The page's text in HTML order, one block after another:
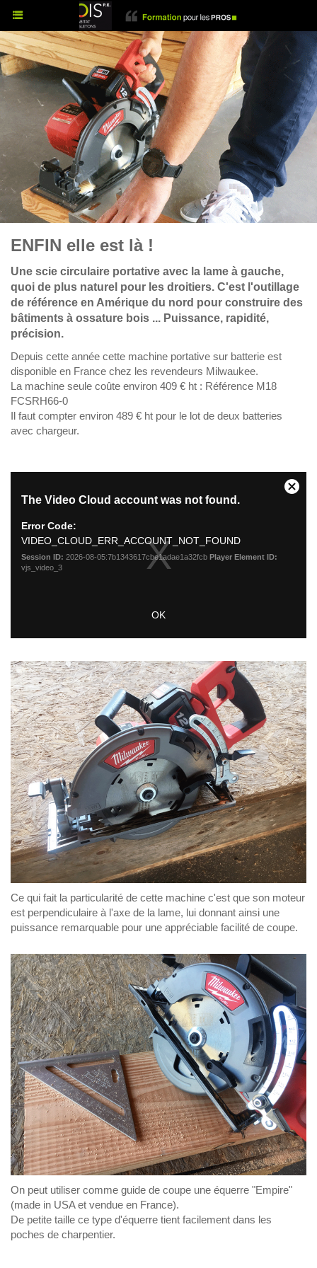
ENFIN elle est là !
Une scie circulaire portative avec la lame à gauche,
quoi de plus naturel pour les droitiers. C'est l'outillage
de référence en Amérique du nord pour construire des
bâtiments à ossature bois ... Puissance, rapidité,
précision.
Depuis cette année cette machine portative sur batterie est
disponible en France chez les revendeurs Milwaukee.
La machine seule coûte environ 409 € ht : Référence M18
FCSRH66-0
Il faut compter environ 489 € ht pour le lot de deux batteries
avec chargeur.
Ce qui fait la particularité de cette machine c'est que son moteur
est perpendiculaire à l'axe de la lame, lui donnant ainsi une
puissance remarquable pour une appréciable facilité de coupe.
On peut utiliser comme guide de coupe une équerre "Empire"
(made in USA et vendue en France).
De petite taille ce type d'équerre tient facilement dans les
poches de charpentier.